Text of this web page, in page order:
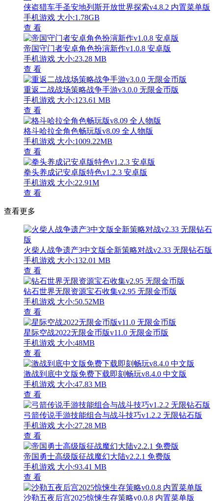
侠盗猎车手圣安地列斯开放世界探索v4.8.2 内置菜单版
手机游戏 大小:1.78GB
查 看
帝国守门者安卓角色扮演新作v1.0.8 安卓版
手机游戏 大小:23.28 MB
查 看
重返二战战场策略战争手游v3.0.0 无限金币版
手机游戏 大小:123.61 MB
查 看
格斗哈拉全角色畅玩版v8.09 全人物版
手机游戏 大小:1009.22MB
查 看
拳头养成记安卓版特色v1.2.3 安卓版
手机游戏 大小:22.91M
查 看
查看更多
火柴人战争遗产3中文版全新策略对战v2.33 无限钻石版
手机游戏 大小:132.01 MB
查 看
钻石世界无限资源宝石收集v2.95 无限金币版
手机游戏 大小:50.52MB
查 看
星际空战2022无限金币版v11.0 无限金币版
手机游戏 大小:48MB
查 看
激战到底中文版免费下载即刻畅玩v8.4.0 中文版
手机游戏 大小:47.83 MB
查 看
弓箭传说手游技能组合与战斗技巧v1.2.2 无限钻石版
手机游戏 大小:27.28 MB
查 看
帝国勇士高级版征战魔幻大陆v2.2.1 免费版
手机游戏 大小:93.41 MB
查 看
沙勒五夜后宫2025惊悚生存策略v0.0.8 内置菜单版